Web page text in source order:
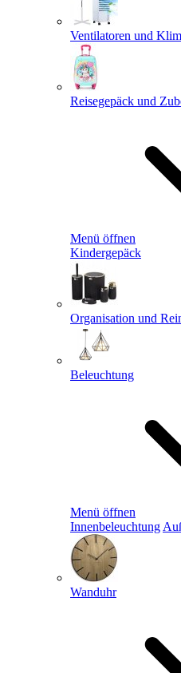
Ventilatoren und
Reisegepäck und
Menü öffnen
Kindergepäck
Organisation und
Beleuchtung
Menü öffnen
Innenbeleuchtung
Wanduhr